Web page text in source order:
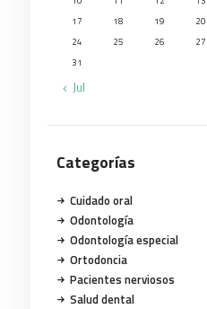
17
18 19 20
24
25 26 27
31
« Jul
Categorías
Cuidado oral
Odontología
Odontología especial
Ortodoncia
Pacientes nerviosos
Salud dental